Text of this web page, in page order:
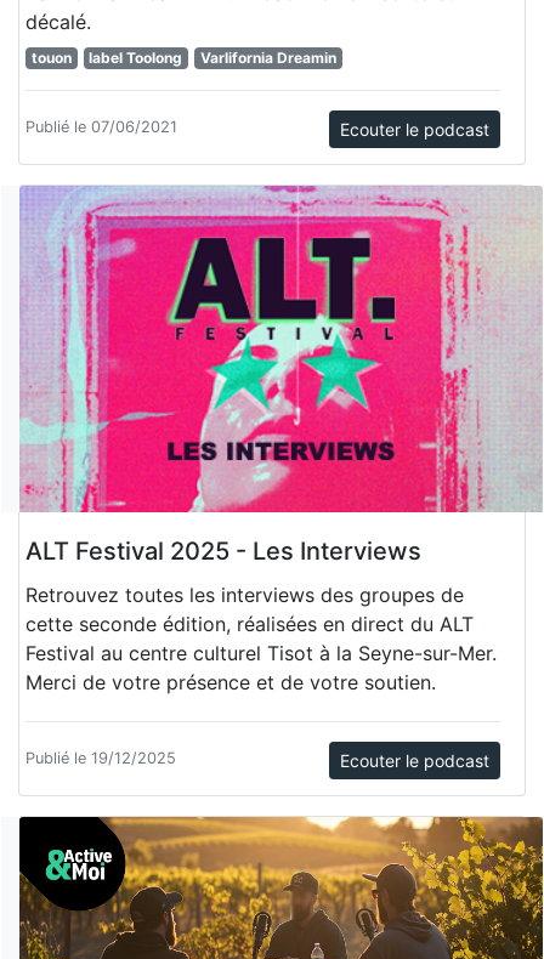
décalé.
touon label Toolong Varlifornia Dreamin
Publié le 07/06/2021 Ecouter le podcast
ALT Festival 2025 - Les Interviews
Retrouvez toutes les interviews des groupes de
cette seconde édition, réalisées en direct du ALT
Festival au centre culturel Tisot à la Seyne-sur-Mer.
Merci de votre présence et de votre soutien.
Publié le 19/12/2025 Ecouter le podcast